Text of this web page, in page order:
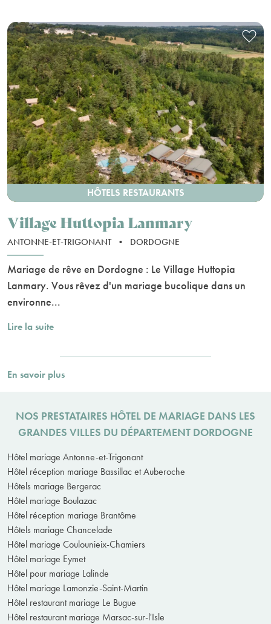
HÔTELS RESTAURANTS
Village Huttopia Lanmary
ANTONNE-ET-TRIGONANT • DORDOGNE
Mariage de rêve en Dordogne : Le Village Huttopia
Lanmary. Vous rêvez d'un mariage bucolique dans un
environne...
Lire la suite
En savoir plus
NOS PRESTATAIRES HÔTEL DE MARIAGE DANS LES
GRANDES VILLES DU DÉPARTEMENT DORDOGNE
Hôtel mariage Antonne-et-Trigonant
Hôtel réception mariage Bassillac et Auberoche
Hôtels mariage Bergerac
Hôtel mariage Boulazac
Hôtel réception mariage Brantôme
Hôtels mariage Chancelade
Hôtel mariage Coulounieix-Chamiers
Hôtel mariage Eymet
Hôtel pour mariage Lalinde
Hôtel mariage Lamonzie-Saint-Martin
Hôtel restaurant mariage Le Bugue
Hôtel restaurant mariage Marsac-sur-l'Isle